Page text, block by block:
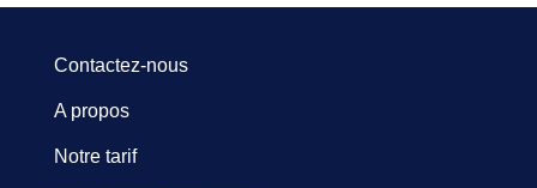
Contactez-nous
A propos
Notre tarif